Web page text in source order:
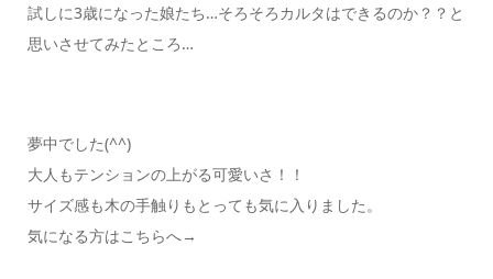
試しに3歳になった娘たち…そろそろカルタはできるのか？？と
思いさせてみたところ…
夢中でした(^^)
大人もテンションの上がる可愛いさ！！
サイズ感も木の手触りもとっても気に入りました。
気になる方はこちらへ→